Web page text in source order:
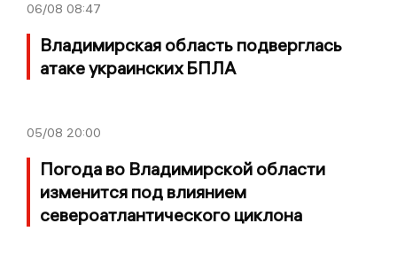
06/08 08:47
Владимирская область подверглась
атаке украинских БПЛА
05/08 20:00
Погода во Владимирской области
изменится под влиянием
североатлантического циклона